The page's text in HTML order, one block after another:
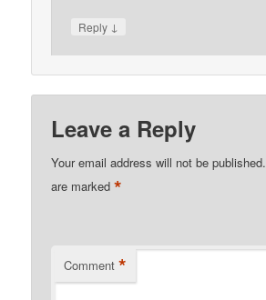
Reply ↓
Leave a Reply
Your email address will not be published.
are marked*
Comment *